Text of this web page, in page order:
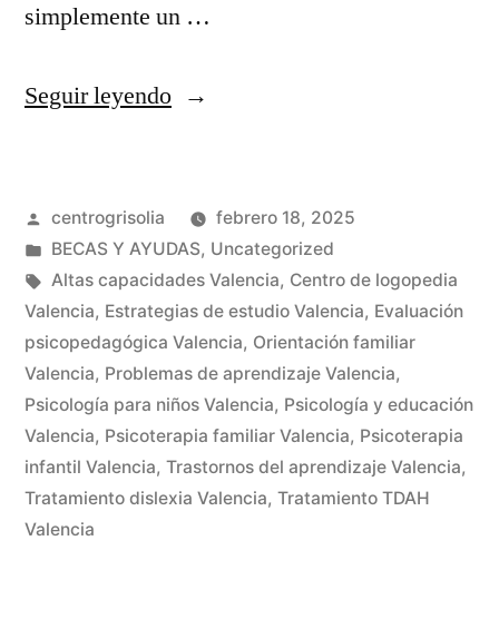
simplemente un …
Seguir leyendo
centrogrisolia
febrero 18, 2025
BECAS Y AYUDAS, Uncategorized
Altas capacidades Valencia, Centro de logopedia
Valencia, Estrategias de estudio Valencia, Evaluación
psicopedagógica Valencia, Orientación familiar
Valencia, Problemas de aprendizaje Valencia,
Psicología para niños Valencia, Psicología y educación
Valencia, Psicoterapia familiar Valencia, Psicoterapia
infantil Valencia, Trastornos del aprendizaje Valencia,
Tratamiento dislexia Valencia, Tratamiento TDAH
Valencia